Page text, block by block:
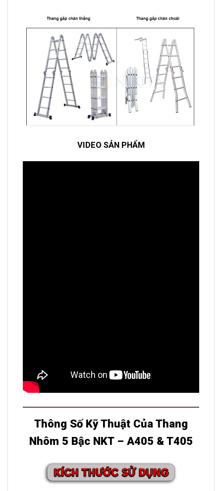
VIDEO SẢN PHẨM
Thông Số Kỹ Thuật Của Thang
Nhôm 5 Bậc NKT – A405 & T405